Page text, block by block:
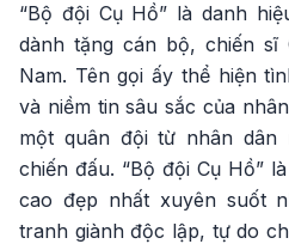
“Bộ đội Cụ Hồ” là danh
dành tặng cán bộ, chiến sĩ
Nam. Tên gọi ấy thể hiện
và niềm tin sâu sắc của
một quân đội từ nhân
chiến đấu. “Bộ đội Cụ Hồ”
cao đẹp nhất xuyên suốt
tranh giành độc lập, tự do